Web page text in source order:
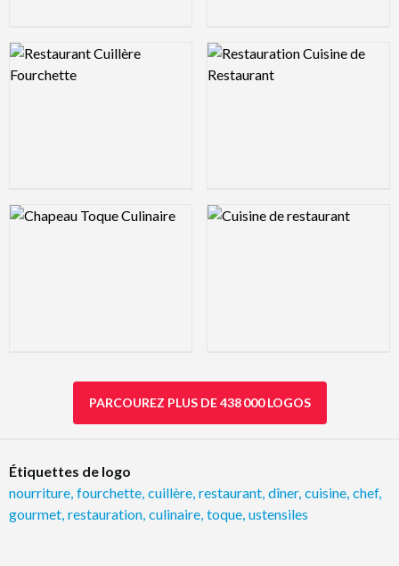
Logo Preview Image Logo Preview Image
Logo Preview Image Logo Preview Image
PARCOUREZ PLUS DE 438 000 LOGOS
Étiquettes de logo
nourriture fourchette cuillère restaurant dîner, cuisine chef,
gourmet restauration culinaire toque ustensiles